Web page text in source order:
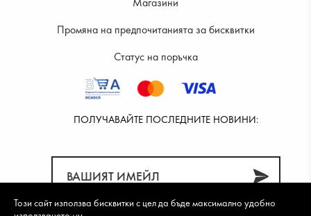
Промяна на предпочитанията за бисквитки
Статус на поръчка
ПОЛУЧАВАЙТЕ ПОСЛЕДНИТЕ НОВИНИ:
Този сайт използва бисквитки с цел да бъде максимално удобно